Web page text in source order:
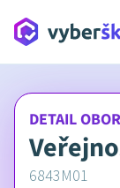
DETAIL
6843M01